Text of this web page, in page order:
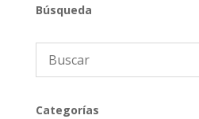
Búsqueda
Categorías